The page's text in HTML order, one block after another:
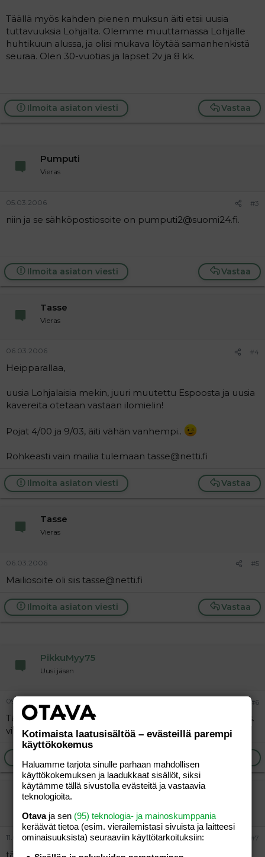
Täällä myös kahden pienen muksun äiti etsii uusia
tuttavuuksia Lohjalta. Olemme muuttamassa Lohjalle
huhtikuun alussa, ja olisi mukava löytää samanhenkistä
seuraa. Olen 30-vuotias ja lapset 2v ja 8 kk.
Vastaa
Ilmoita asiaton viesti
Pumputi
Vieras
05.03.2006 #3
niin ja se sähköpostiosoite on pumputi2@suomi24.fi.
Vastaa
Ilmoita asiaton viesti
Tasse
Vieras
06.03.2006 #4
Heipparallaa,
uusia Lohjalaisia mekin, juuri muutettu Espoosta ja uusia
kavereita otetaan vastaan ilomielin!
Pojat 4/00 ja 9/03, äiti vähän vanhempi..
Rohkeasti vain mailia tulemaan tasse@netti.fi
Vastaa
Ilmoita asiaton viesti
Tasse
Vieras
06.03.2006 #5
Mailiosoite oli siis tasse@netti.fi
Vastaa
Ilmoita asiaton viesti
PikkuMyy75
Uusi jäsen
09.03.2006 #6
Täällä äiti 30v sekä tytöt 6/03 ja 6/05. Postia voi laittaa os.
virpi.gustafsson@kolumbus.fi
alexa82
11.03.2006 #7
täältä löytyis seuraa...ei noita *lapsellisii* kverei oo viel
Kotimaista laatusisältöä – evästeillä parempi
käyttökokemus
Haluamme tarjota sinulle parhaan mahdollisen
käyttökokemuksen ja laadukkaat sisällöt, siksi
käytämme tällä sivustolla evästeitä ja vastaavia
teknologioita.
Otavaja sen (95) teknologia- ja mainoskumppania
keräävät tietoa (esim. vierailemis­tasi sivuista ja laitteesi
ominaisuuk­sista) seuraaviin käyttötarkoituksiin: